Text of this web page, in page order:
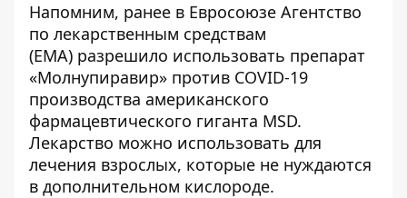
Напомним, ранее в Евросоюзе Агентство
по лекарственным средствам
(EMA) разрешило использовать препарат
«Молнупиравир» против COVID-19
производства американского
фармацевтического гиганта MSD.
Лекарство можно использовать для
лечения взрослых, которые не нуждаются
в дополнительном кислороде.